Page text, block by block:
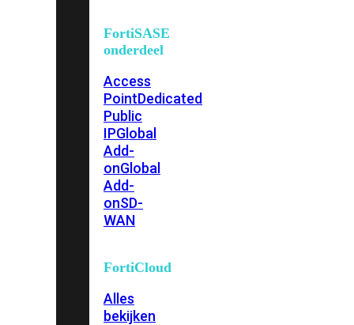
FortiSASE
onderdeel
Access
PointDedicated
Public
IPGlobal
Add-
onGlobal
Add-
onSD-
WAN
FortiCloud
Alles
bekijken